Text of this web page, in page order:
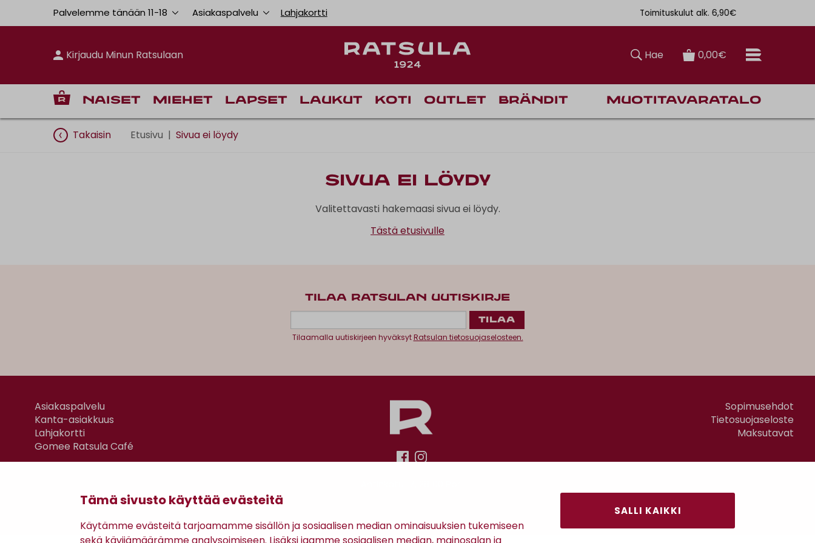
Tämä sivusto käyttää evästeitä
Käytämme evästeitä tarjoamamme sisällön ja sosiaalisen median ominaisuuksien tukemiseen
SALLI KAIKKI
Palvelemme tänään 11-18 Asiakaspalvelu Lahjakortti Toimituskulut alk. 6,90€
Kirjaudu Minun Ratsulaan Hae 0,00€
Naiset Miehet Lapset Laukut Koti Outlet Brändit Muotitavaratalo
Takaisin Etusivu | Sivua ei löydy
Sivua ei löydy
Valitettavasti hakemaasi sivua ei löydy.
Tästä etusivulle
TILAA RATSULAN UUTISKIRJE
Tilaamalla uutiskirjeen hyväksytRatsulan tietosuojaselosteen.
Asiakaspalvelu
Kanta-asiakkuus
Lahjakortti
Gomee Ratsula Café
Sopimusehdot
Tietosuojaseloste
Maksutavat